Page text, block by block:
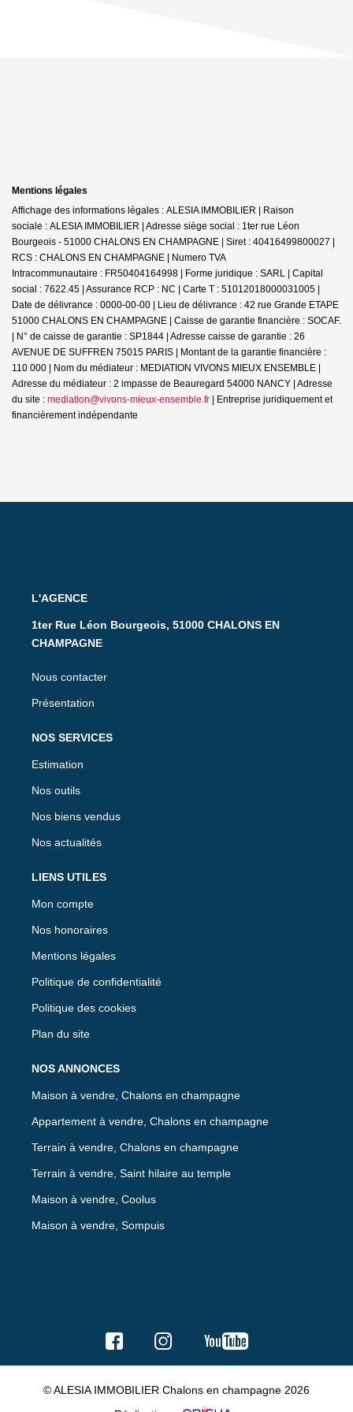
Mentions légales
Affichage des informations légales : ALESIA IMMOBILIER | Raison
sociale : ALESIA IMMOBILIER | Adresse siège social : 1ter rue Léon
Bourgeois - 51000 CHALONS EN CHAMPAGNE | Siret : 40416499800027 |
RCS : CHALONS EN CHAMPAGNE | Numero TVA
Intracommunautaire : FR50404164998 | Forme juridique : SARL | Capital
social : 7622.45 | Assurance RCP : NC | Carte T : 51012018000031005 |
Date de délivrance : 0000-00-00 | Lieu de délivrance : 42 rue Grande ETAPE
51000 CHALONS EN CHAMPAGNE | Caisse de garantie financière : SOCAF.
| N° de caisse de garantie : SP1844 | Adresse caisse de garantie : 26
AVENUE DE SUFFREN 75015 PARIS | Montant de la garantie financière :
110 000 | Nom du médiateur : MEDIATION VIVONS MIEUX ENSEMBLE |
Adresse du médiateur : 2 impasse de Beauregard 54000 NANCY | Adresse
du site : mediation@vivons-mieux-ensemble.fr | Entreprise juridiquement et
financièrement indépendante
L'AGENCE
1ter Rue Léon Bourgeois, 51000 CHALONS EN
CHAMPAGNE
Nous contacter
Présentation
NOS SERVICES
Estimation
Nos outils
Nos biens vendus
Nos actualités
LIENS UTILES
Mon compte
Nos honoraires
Mentions légales
Politique de confidentialité
Politique des cookies
Plan du site
NOS ANNONCES
Maison à vendre, Chalons en champagne
Appartement à vendre, Chalons en champagne
Terrain à vendre, Chalons en champagne
Terrain à vendre, Saint hilaire au temple
Maison à vendre, Coolus
Maison à vendre, Sompuis
© ALESIA IMMOBILIER Chalons en champagne 2026